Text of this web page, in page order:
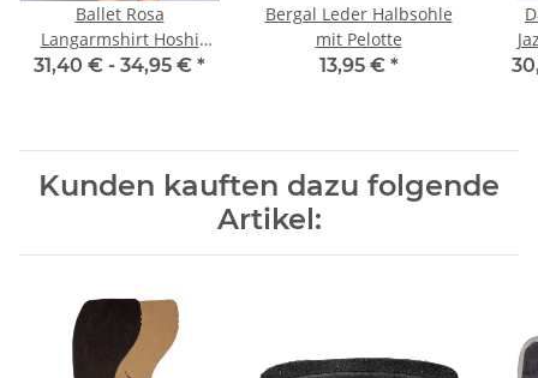
Ballet Rosa
Langarmshirt Hoshi
schwarz
31,40 € - 34,95 € *
Bergal Leder Halbsohle
mit Pelotte
13,95 € *
Kunden kauften dazu folgende
Artikel: